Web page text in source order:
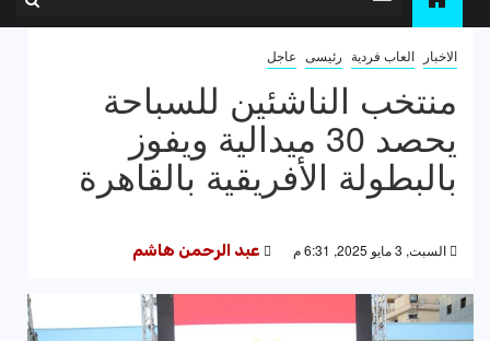
الاخبار العاب فردية رئيسى عاجل
منتخب الناشئين للسباحة
يحصد 30 ميدالية ويفوز
بالبطولة الأفريقية بالقاهرة
السبت, 3 مايو 2025, 6:31 م عبد الرحمن هاشم